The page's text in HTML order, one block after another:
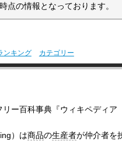
の情報となっております。
ンキング カテゴリー
リー百科事典『ウィキペディ
）は商品の生産者が仲介者を